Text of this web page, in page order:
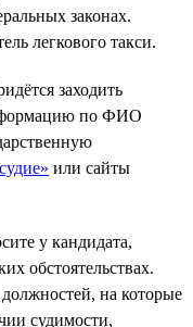
законах.
легкового такси.
заходить
по ФИО
или сайты
у кандидата,
обстоятельствах.
на которые
судимости,